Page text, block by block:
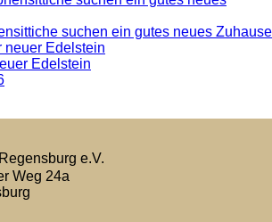
suchen ein gutes neues Zuhause
Edelstein
e.V.
Weg 24a